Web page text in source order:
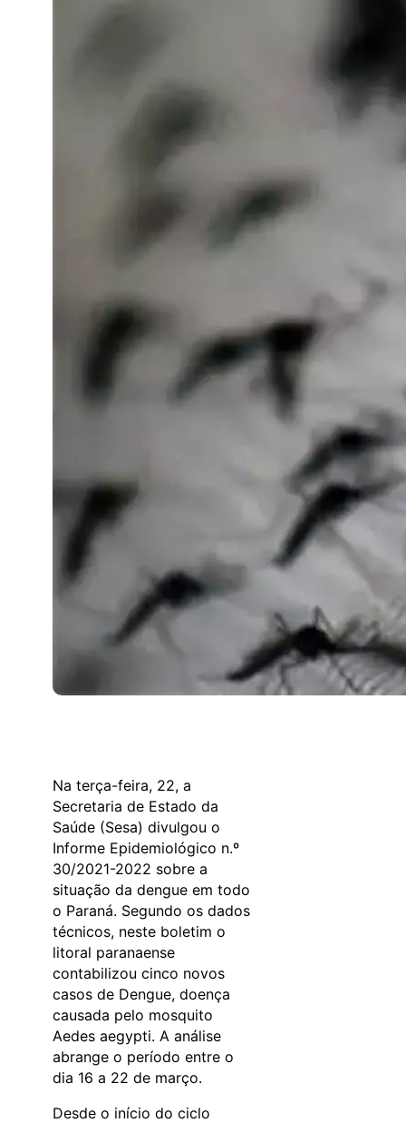
Na terça-feira, 22, a
Secretaria de Estado da
Saúde (Sesa) divulgou o
Informe Epidemiológico n.º
30/2021-2022 sobre a
situação da dengue em todo
o Paraná. Segundo os dados
técnicos, neste boletim o
litoral paranaense
contabilizou cinco novos
casos de Dengue, doença
causada pelo mosquito
Aedes aegypti. A análise
abrange o período entre o
dia 16 a 22 de março.
Desde o início do ciclo